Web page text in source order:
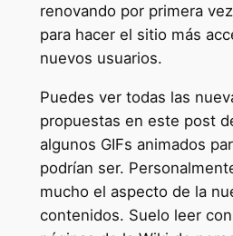
renovando por primera
para hacer el sitio más
nuevos usuarios.
Puedes ver todas las
propuestas en este post
algunos GIFs animados
podrían ser.
mucho el aspecto de la
contenidos. Suelo leer